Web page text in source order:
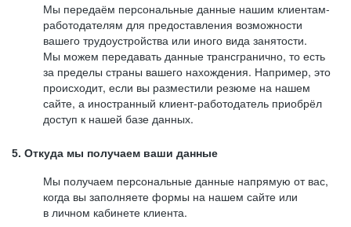
Мы передаём персональные данные нашим клиентам-
работодателям для предоставления возможности
вашего трудоустройства или иного вида занятости.
Мы можем передавать данные трансгранично, то есть
за пределы страны вашего нахождения. Например, это
происходит, если вы разместили резюме на нашем
сайте, а иностранный клиент-работодатель приобрёл
доступ к нашей базе данных.
5. Откуда мы получаем ваши данные
Мы получаем персональные данные напрямую от вас,
когда вы заполняете формы на нашем сайте или
в личном кабинете клиента.